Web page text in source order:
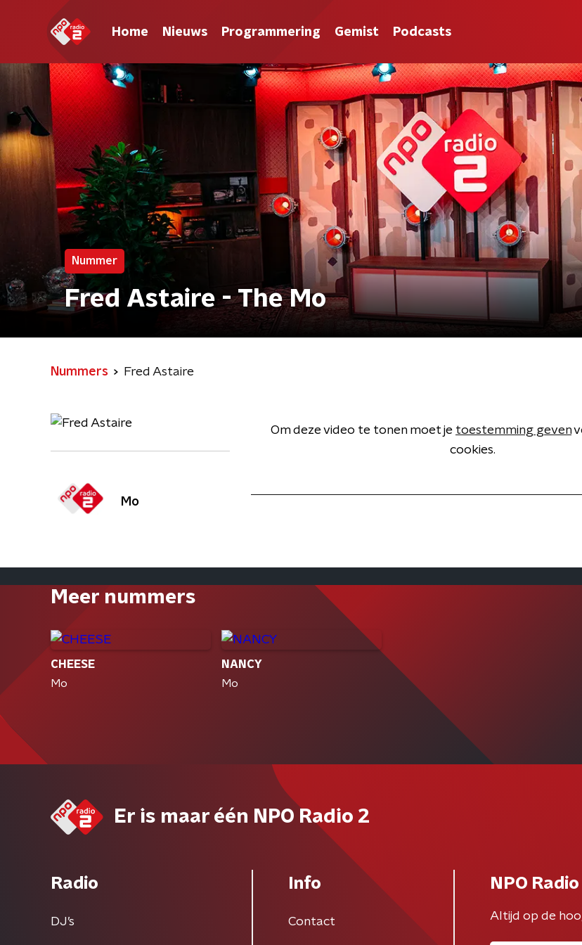
Home Nieuws Programmering Gemist Podcasts
Nummer
Fred Astaire - The Mo
Nummers Fred Astaire
Mo
Om deze video te tonen moet je toestemming geven
cookies.
Meer nummers
CHEESE
Mo
NANCY
Mo
Er is maar één NPO Radio 2
Radio
DJ’s
Info
Contact
NPO
Altijd op de